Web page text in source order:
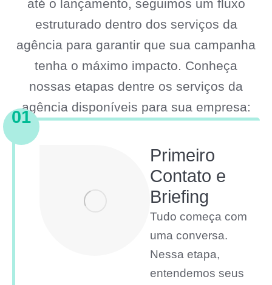
até o lançamento, seguimos um fluxo
estruturado dentro dos serviços da
agência para garantir que sua campanha
tenha o máximo impacto. Conheça
nossas etapas dentre os serviços da
agência disponíveis para sua empresa:
01
Primeiro
Contato e
Briefing
Tudo começa com
uma conversa.
Nessa etapa,
entendemos seus